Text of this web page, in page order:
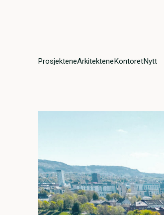
ProsjekteneArkitekteneKontoretNytt